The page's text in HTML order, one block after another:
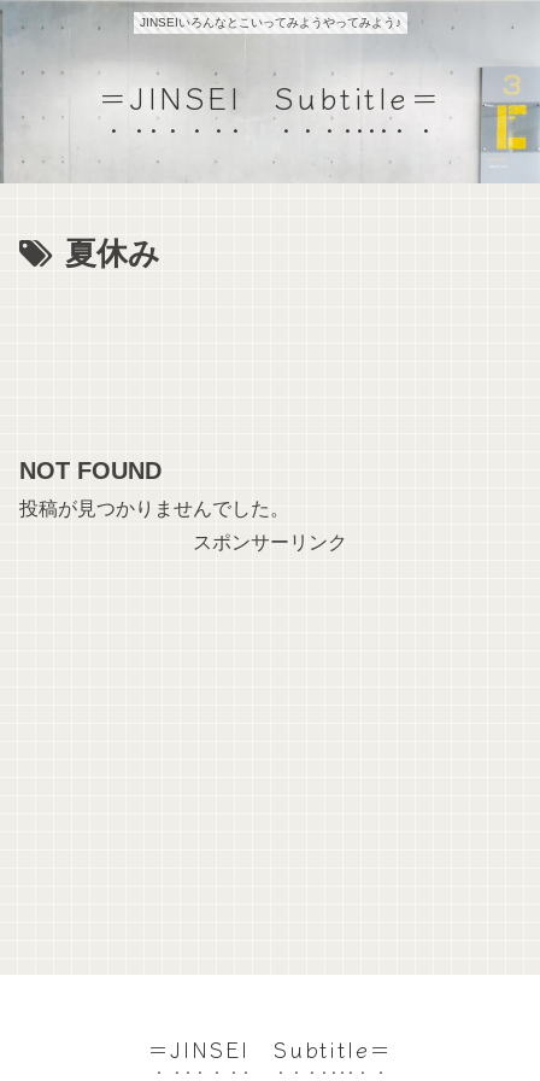
JINSEIいろんなとこいってみようやってみよう♪
＝JINSEI Subtitle＝
夏休み
NOT FOUND
投稿が見つかりませんでした。
スポンサーリンク
＝JINSEI Subtitle＝